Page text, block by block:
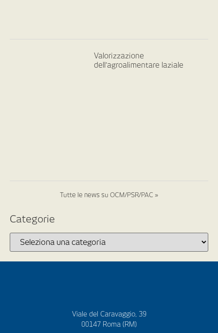
Valorizzazione
dell’agroalimentare laziale
Tutte le news su OCM/PSR/PAC »
Categorie
Viale del Caravaggio, 39
00147 Roma (RM)